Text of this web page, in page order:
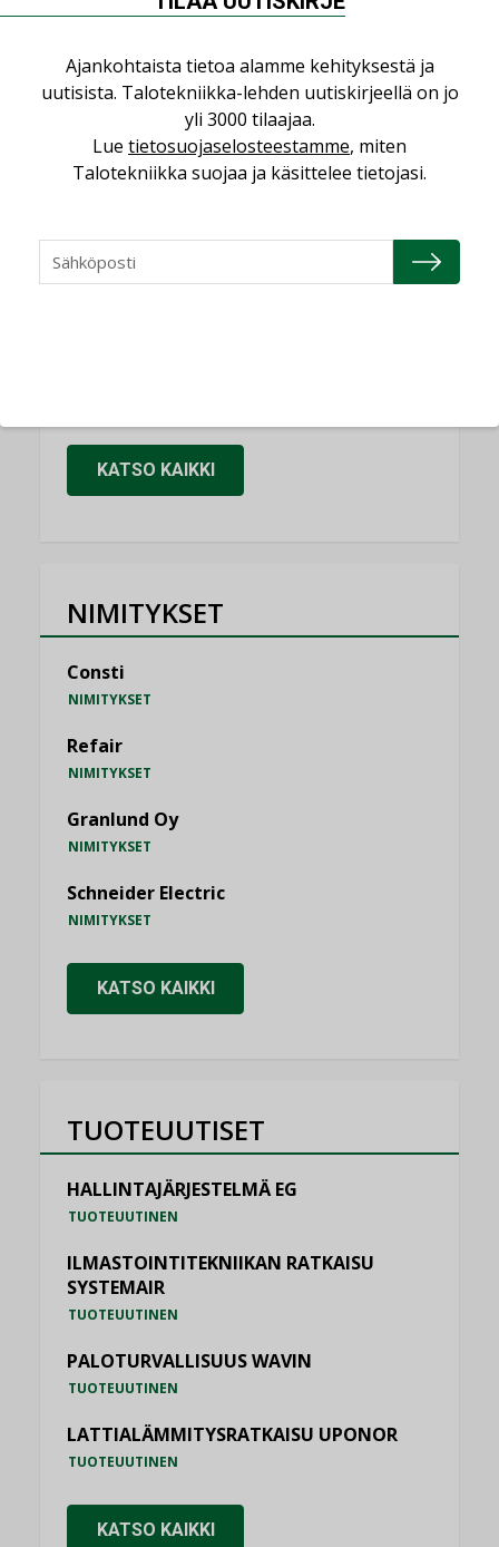
käyttöön kiinteistöissä
Sähköistäminen säästää euroja
Yli miljoona kotia on vailla toimivaa
ilmanvaihtoa
Miten varmistetaan EPD-dokumenteista
saatavien tietojen vertailukelpoisuus?
KATSO KAIKKI
NIMITYKSET
Consti
NIMITYKSET
Refair
NIMITYKSET
Granlund Oy
NIMITYKSET
Schneider Electric
NIMITYKSET
KATSO KAIKKI
TUOTEUUTISET
HALLINTAJÄRJESTELMÄ EG
TUOTEUUTINEN
ILMASTOINTITEKNIIKAN RATKAISU
SYSTEMAIR
TUOTEUUTINEN
PALOTURVALLISUUS WAVIN
TUOTEUUTINEN
LATTIALÄMMITYSRATKAISU UPONOR
TUOTEUUTINEN
KATSO KAIKKI
Ajankohtaista tietoa alamme kehityksestä ja
uutisista. Talotekniikka-lehden uutiskirjeellä on jo
yli 3000 tilaajaa.
Lue tietosuojaselosteestamme, miten
Talotekniikka suojaa ja käsittelee tietojasi.